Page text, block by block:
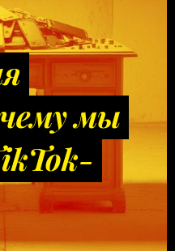
мы